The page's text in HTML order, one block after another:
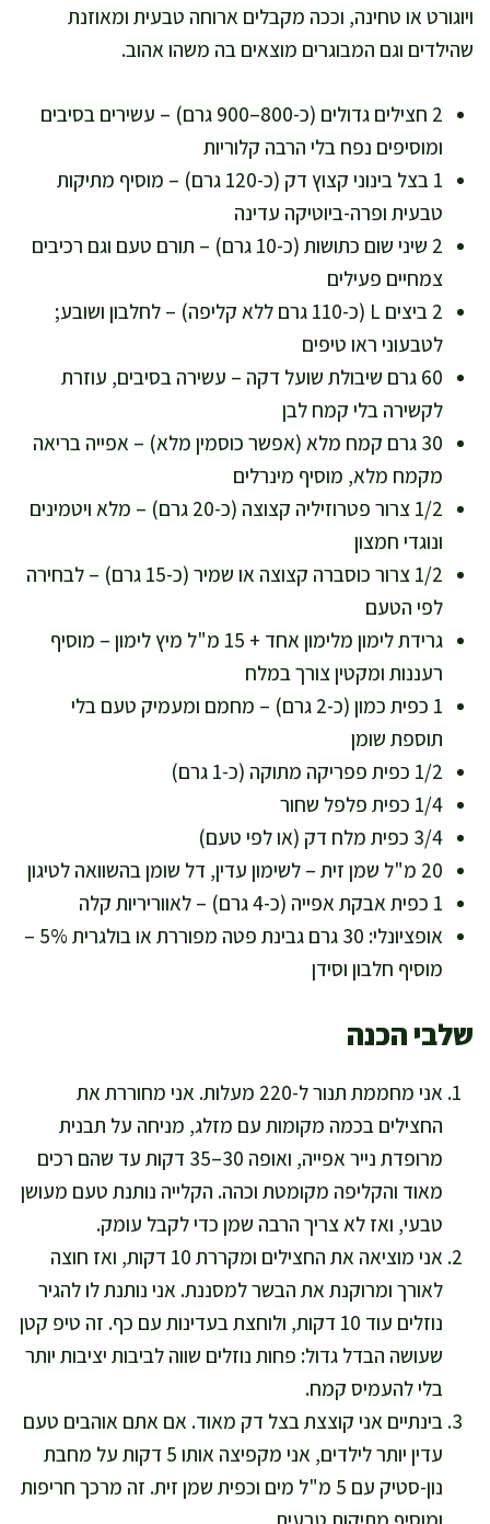
ויוגורט או טחינה, וככה מקבלים ארוחה טבעית ומאוזנת
שהילדים וגם המבוגרים מוצאים בה משהו אהוב.
2 חצילים גדולים (כ-800–900 גרם) – עשירים בסיבים
ומוסיפים נפח בלי הרבה קלוריות
1 בצל בינוני קצוץ דק (כ-120 גרם) – מוסיף מתיקות
טבעית ופרה-ביוטיקה עדינה
2 שיני שום כתושות (כ-10 גרם) – תורם טעם וגם רכיבים
צמחיים פעילים
2 ביצים L (כ-110 גרם ללא קליפה) – לחלבון ושובע;
לטבעוני ראו טיפים
60 גרם שיבולת שועל דקה – עשירה בסיבים, עוזרת
לקשירה בלי קמח לבן
30 גרם קמח מלא (אפשר כוסמין מלא) – אפייה בריאה
מקמח מלא, מוסיף מינרלים
1/2 צרור פטרוזיליה קצוצה (כ-20 גרם) – מלא ויטמינים
ונוגדי חמצון
1/2 צרור כוסברה קצוצה או שמיר (כ-15 גרם) – לבחירה
לפי הטעם
גרידת לימון מלימון אחד + 15 מ"ל מיץ לימון – מוסיף
רעננות ומקטין צורך במלח
1 כפית כמון (כ-2 גרם) – מחמם ומעמיק טעם בלי
תוספת שומן
1/2 כפית פפריקה מתוקה (כ-1 גרם)
1/4 כפית פלפל שחור
3/4 כפית מלח דק (או לפי טעם)
20 מ"ל שמן זית – לשימון עדין, דל שומן בהשוואה לטיגון
1 כפית אבקת אפייה (כ-4 גרם) – לאווריריות קלה
אופציונלי: 30 גרם גבינת פטה מפוררת או בולגרית 5% –
מוסיף חלבון וסידן
שלבי הכנה
אני מחממת תנור ל-220 מעלות. אני מחוררת את
החצילים בכמה מקומות עם מזלג, מניחה על תבנית
מרופדת נייר אפייה, ואופה 30–35 דקות עד שהם רכים
מאוד והקליפה מקומטת וכהה. הקלייה נותנת טעם מעושן
טבעי, ואז לא צריך הרבה שמן כדי לקבל עומק.
אני מוציאה את החצילים ומקררת 10 דקות, ואז חוצה
לאורך ומרוקנת את הבשר למסננת. אני נותנת לו להגיר
נוזלים עוד 10 דקות, ולוחצת בעדינות עם כף. זה טיפ קטן
שעושה הבדל גדול: פחות נוזלים שווה לביבות יציבות יותר
בלי להעמיס קמח.
בינתיים אני קוצצת בצל דק מאוד. אם אתם אוהבים טעם
עדין יותר לילדים, אני מקפיצה אותו 5 דקות על מחבת
נון-סטיק עם 5 מ"ל מים וכפית שמן זית. זה מרכך חריפות